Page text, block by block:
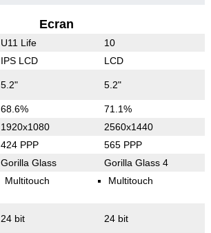
Ecran
U11 Life 10
IPS LCD LCD
5.2" 5.2"
68.6% 71.1%
1920x1080 2560x1440
424 PPP 565 PPP
Gorilla Glass Gorilla Glass 4
Multitouch Multitouch
24 bit 24 bit